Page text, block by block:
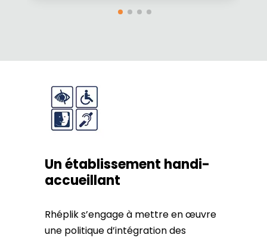
Un établissement handi-
accueillant
Rhéplik s’engage à mettre en œuvre
une politique d’intégration des